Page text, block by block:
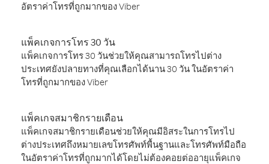
อัตราค่าโทรที่ถูกมากของ Viber
แพ็คเกจการโทร 30 วัน
แพ็คเกจการโทร 30 วันช่วยให้คุณสามารถโทรไปต่าง
ประเทศยังปลายทางที่คุณเลือกได้นาน 30 วัน ในอัตราค่า
โทรที่ถูกมากของ Viber
แพ็คเกจสมาชิกรายเดือน
แพ็คเกจสมาชิกรายเดือนช่วยให้คุณมีอิสระในการโทรไป
ต่างประเทศถึงหมายเลขโทรศัพท์พื้นฐานและโทรศัพท์มือถือ
ในอัตราค่าโทรที่ถูกมากได้โดยไม่ต้องคอยต่ออายุแพ็คเกจ